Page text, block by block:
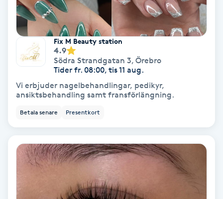
Celluliter
Coachning
Color correction
Cryoterapi
Damklippning
Fix M Beauty station
4.9
Södra Strandgatan 3, Örebro
Tider fr. 08:00, tis 11 aug.
Vi erbjuder nagelbehandlingar, pedikyr,
ansiktsbehandling samt fransförlängning.
Betala senare Presentkort